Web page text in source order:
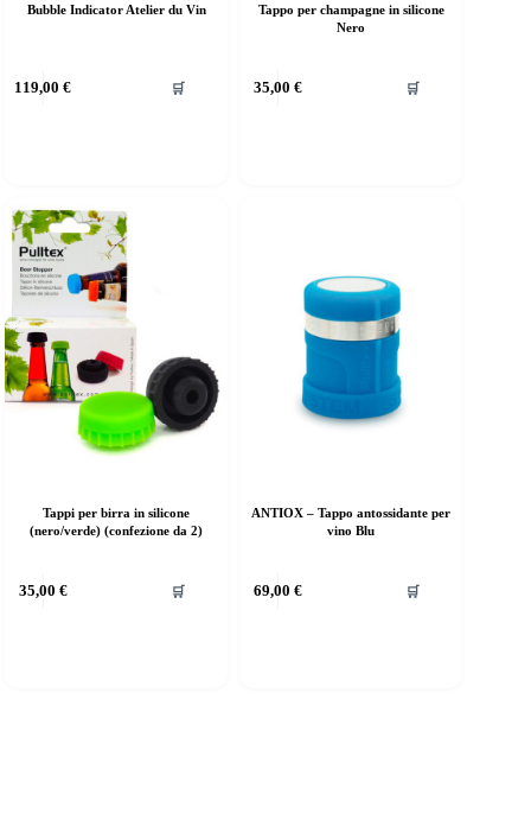
Bubble Indicator Atelier du Vin
119,00€ 🛒
Tappo per champagne in silicone
Nero
35,00 € 🛒
Tappi per birra in silicone
(nero/verde) (confezione da 2)
35,00 € 🛒
ANTIOX – Tappo antossidante per
vino Blu
69,00 € 🛒